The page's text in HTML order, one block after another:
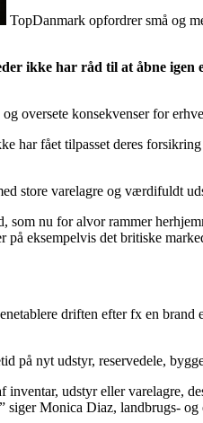
TopDanmark opfordrer små og
ikke har råd til at åbne
oversete konsekvenser for
fået tilpasset deres
store varelagre og værdifuldt
som nu for alvor rammer
eksempelvis det britiske
driften efter fx en
på nyt udstyr, reservedele,
udstyr eller varelagre,
siger Monica Diaz, landbrugs-